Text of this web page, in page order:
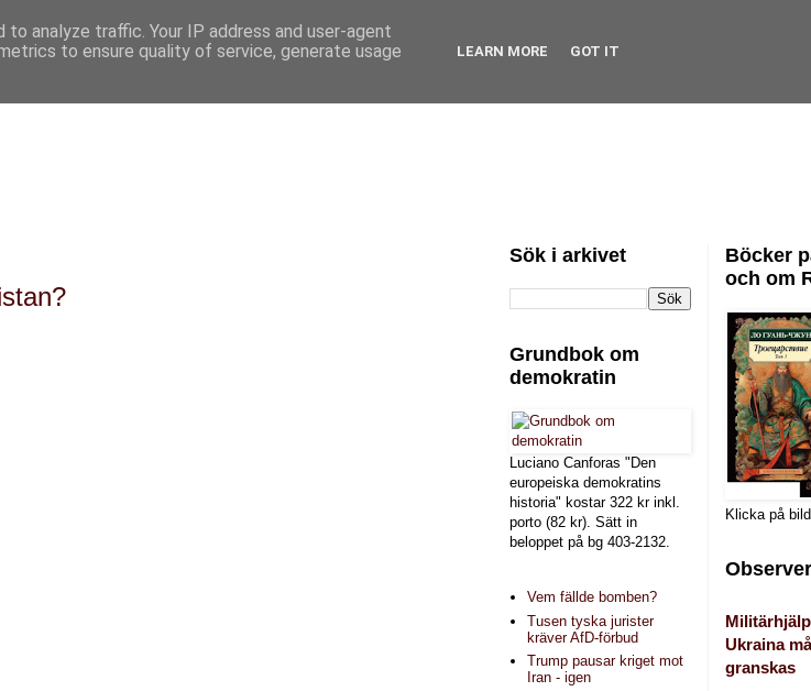
Sök i arkivet
Grundbok om
demokratin
Luciano Canforas "Den
europeiska demokratins
historia" kostar 322 kr inkl.
porto (82 kr). Sätt in
beloppet på bg 403-2132.
Vem fällde bomben?
Tusen tyska jurister
kräver AfD-förbud
Trump pausar kriget mot
Iran - igen
Böcker
och om
Klicka på
Ukraina
granskas
analyze traffic. Your IP address and user-agent
to ensure quality of service, generate usage
LEARN MORE GOT IT